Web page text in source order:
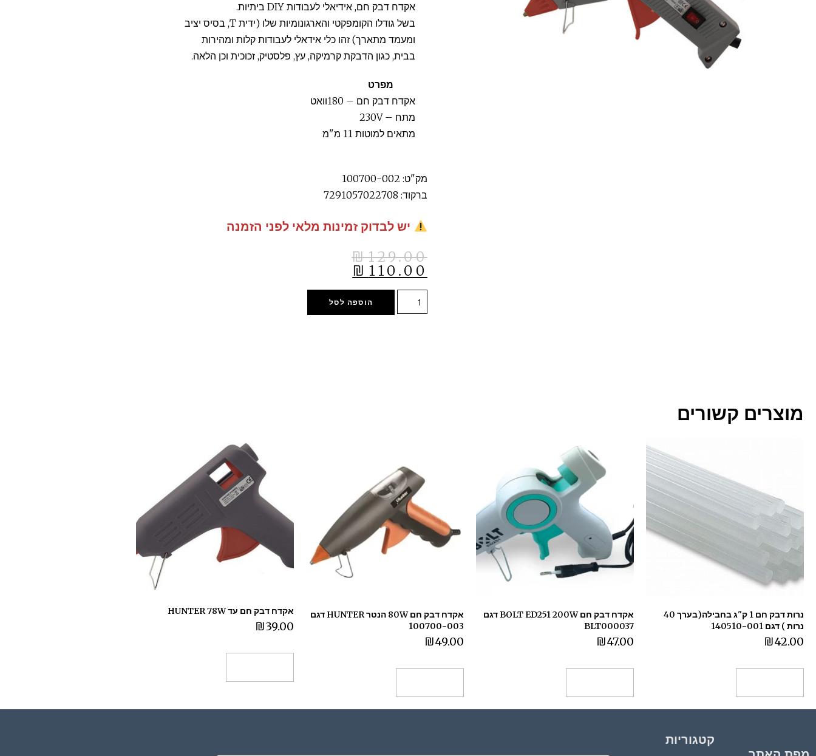
אקדח דבק חם, אידיאלי לעבודות DIY ביתיות.
בשל גודלו הקומפקטי והארגונומיות שלו (ידית T, בסיס יציב
ומעמד מתארך) זהו כלי אידאלי לעבודות קלות ומהירות
בבית, כגון הדבקת קרמיקה, עץ, פלסטיק, זכוכית וכן הלאה.
מפרט
אקדח דבק חם – 180וואט
מתח – 230V
מתאים למוטות 11 מ"מ
מק"ט: 100700-002
ברקוד: 7291057022708
יש לבדוק זמינות מלאי לפני הזמנה
₪129.00
₪ 110.00
הוספה לסל
מוצרים קשורים
נרות דבק חם 1 ק"ג בחבילה(בערך 40
נרות ) דגם 140510-001
₪42.00
אקדח דבק חם BOLT ED251 200W דגם
BLT000037
₪47.00
אקדח דבק חם 80W הנטר HUNTER דגם
100700-003
₪49.00
אקדח דבק חם עד HUNTER 78W
₪39.00
קטגוריות